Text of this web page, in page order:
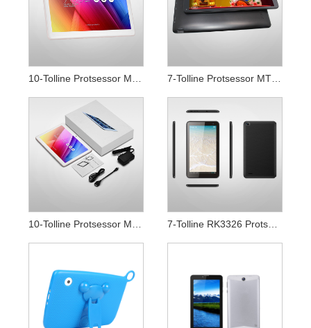
10-Tolline Protsessor MTK8168 Android 10.0 OS Wifi Tahvelarvuti 7-Tolline Protsessor MTK8163 Android WIFI Tahvelarvuti
10-Tolline Protsessor MTK8163 Android WIFI Tahvelarvuti 7-Tolline RK3326 Protsessor Android WIFI Tahvelarvuti